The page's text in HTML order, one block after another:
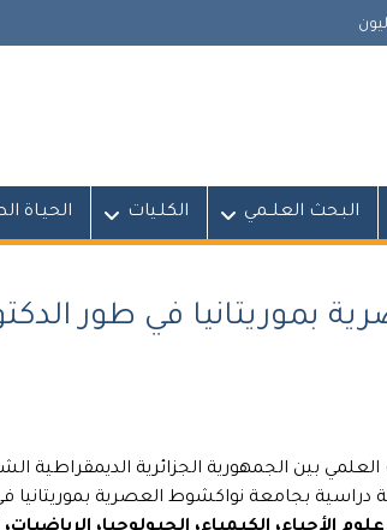
البـحث العلــمي الكلـيات الحيـاة
بموريتانيا في طور
بين الجمهورية الجزائرية الديمقراطية
دراسية بجامعة نواكشوط العصرية بموريتانيا